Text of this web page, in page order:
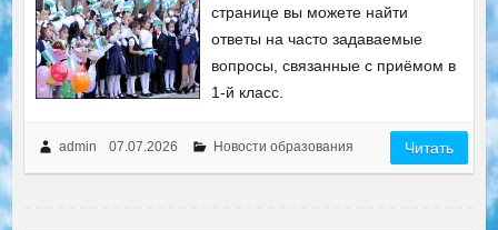
странице вы можете найти
ответы на часто задаваемые
вопросы, связанные с приёмом в
1-й класс.
admin 07.07.2026 Новости образования Читать